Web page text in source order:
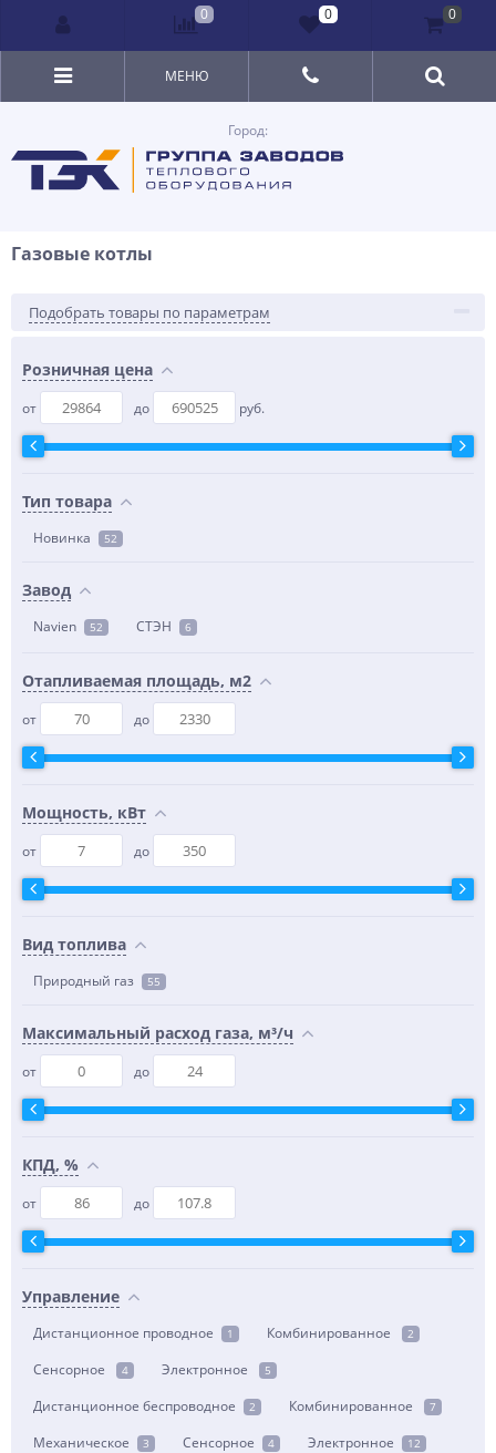
Город:
МЕНЮ
Газовые котлы
Подобрать товары по параметрам
Розничная цена
от до руб.
Тип товара
Новинка 52
Завод
Navien 52 СТЭН 6
Отапливаемая площадь, м2
от до
Мощность, кВт
от до
Вид топлива
Природный газ 55
Максимальный расход газа, м³/ч
от до
КПД, %
от до
Управление
Дистанционное проводное 1 Комбинированное 2
Сенсорное 4 Электронное 5
Дистанционное беспроводное 2 Комбинированное 7
Механическое 3 Сенсорное 4 Электронное 12
0 0 0